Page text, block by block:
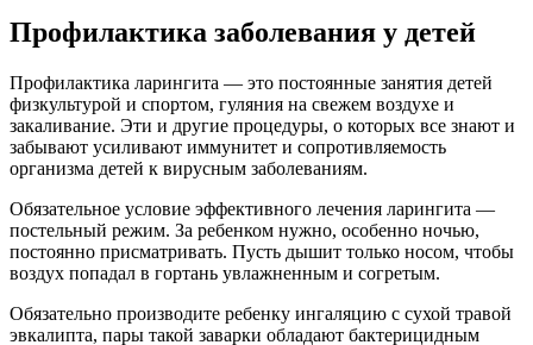
Профилактика заболевания у детей
Профилактика ларингита — это постоянные занятия детей
физкультурой и спортом, гуляния на свежем воздухе и
закаливание. Эти и другие процедуры, о которых все знают и
забывают усиливают иммунитет и сопротивляемость
организма детей к вирусным заболеваниям.
Обязательное условие эффективного лечения ларингита —
постельный режим. За ребенком нужно, особенно ночью,
постоянно присматривать. Пусть дышит только носом, чтобы
воздух попадал в гортань увлажненным и согретым.
Обязательно производите ребенку ингаляцию с сухой травой
эвкалипта, пары такой заварки обладают бактерицидным